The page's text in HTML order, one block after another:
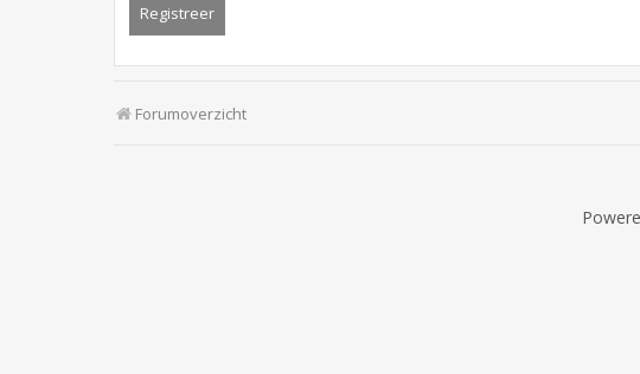
Registreer
Forumoverzicht